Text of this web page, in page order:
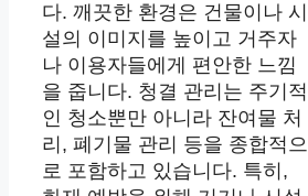
다. 깨끗한 환경은 건물이나 시
설의 이미지를 높이고 거주자
나 이용자들에게 편안한 느낌
을 줍니다. 청결 관리는 주기적
인 청소뿐만 아니라 잔여물 처
리, 폐기물 관리 등을 종합적으
로 포함하고 있습니다. 특히,